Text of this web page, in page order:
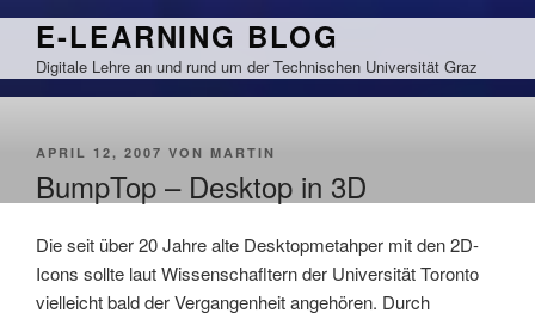
Zum
springen
E-LEARNING BLOG
Digitale Lehre an und rund um der Technischen Universität Graz
VERÖFFENTLICHT
APRIL 12, 2007 VON MARTIN
BumpTop – Desktop in 3D
Die seit über 20 Jahre alte Desktopmetahper mit den 2D-
Icons sollte laut Wissenschafltern der Universität Toronto
vielleicht bald der Vergangenheit angehören. Durch